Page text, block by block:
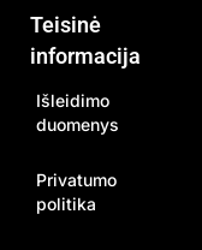
Teisinė
informacija
Išleidimo
duomenys
Privatumo
politika